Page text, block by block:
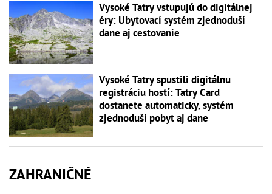
Vysoké Tatry vstupujú do digitálnej
éry: Ubytovací systém zjednoduší
dane aj cestovanie
Vysoké Tatry spustili digitálnu
registráciu hostí: Tatry Card
dostanete automaticky, systém
zjednoduší pobyt aj dane
ZAHRANIČNÉ